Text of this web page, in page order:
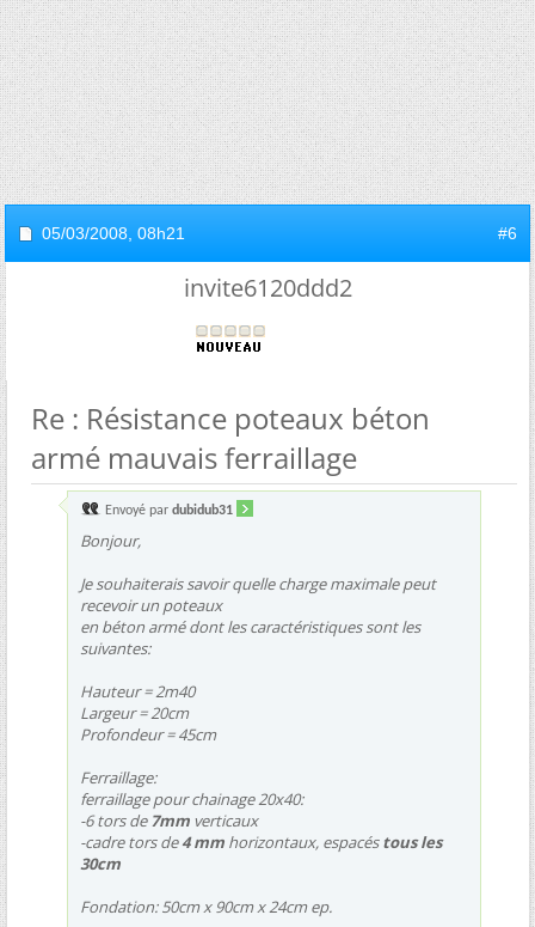
05/03/2008, 08h21 #6
invite6120ddd2
Re : Résistance poteaux béton
armé mauvais ferraillage
Envoyé par dubidub31
Bonjour,
Je souhaiterais savoir quelle charge maximale peut
recevoir un poteaux
en béton armé dont les caractéristiques sont les
suivantes:
Hauteur = 2m40
Largeur = 20cm
Profondeur = 45cm
Ferraillage:
ferraillage pour chainage 20x40:
-6 tors de7mm verticaux
-cadre tors de4 mm horizontaux, espacéstous les
30cm
Fondation: 50cm x 90cm x 24cm ep.